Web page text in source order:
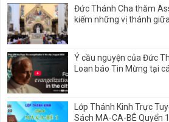
Đức Thánh Cha thăm
kiếm những vị thánh
Ý cầu nguyện của Đức
Loan báo Tin Mừng tại
Lớp Thánh Kinh Trực
Sách MA-CA-BÊ Quyển